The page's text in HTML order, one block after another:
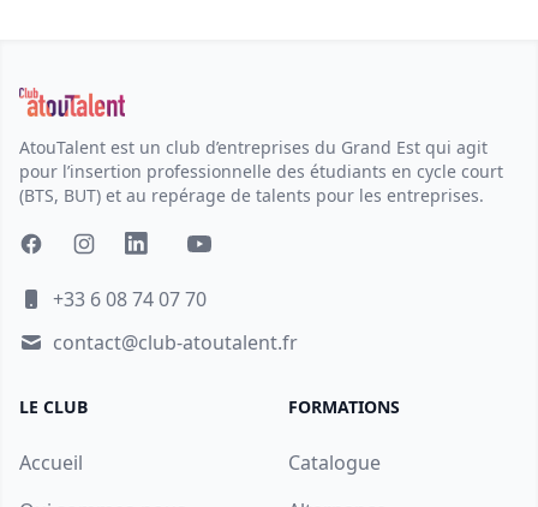
AtouTalent est un club d’entreprises du Grand Est qui agit
pour l’insertion professionnelle des étudiants en cycle court
(BTS, BUT) et au repérage de talents pour les entreprises.
+33 6 08 74 07 70
contact@club-atoutalent.fr
LE CLUB
Accueil
FORMATIONS
Catalogue